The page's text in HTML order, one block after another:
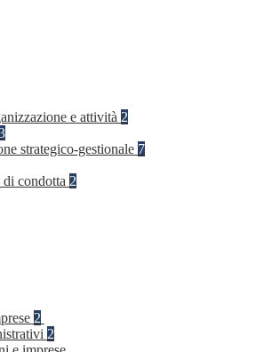
e attività 2
strategico-gestionale 7
condotta 2
2
2